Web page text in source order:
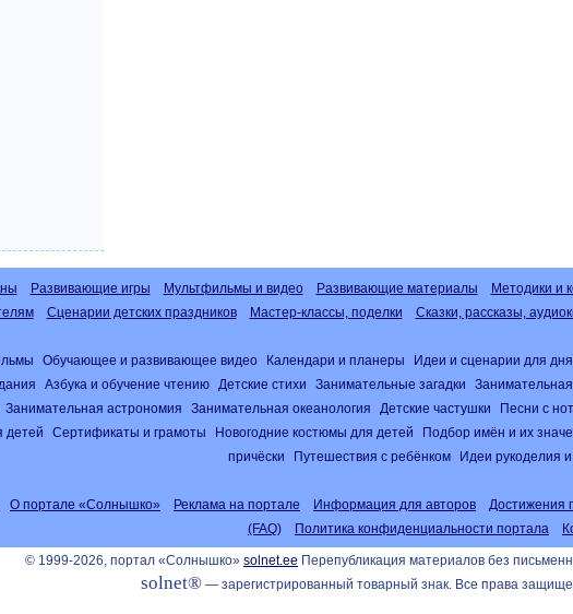
Развивающие игры Мультфильмы и видео Развивающие материалы Методики и
Сценарии детских праздников Мастер-классы, поделки Сказки, рассказы,
Обучающее и развивающее видео Календари и планеры Идеи и сценарии для
Азбука и обучение чтению Детские стихи Занимательные загадки Занимательная
Занимательная астрономия Занимательная океанология Детские частушки Песни с
детей Сертификаты и грамоты Новогодние костюмы для детей Подбор имён и их
причёски
Путешествия с ребёнком Идеи рукоделия и
О портале «Солнышко» Реклама на портале Информация для авторов Достижения
(FAQ)
Политика конфиденциальности портала
© 1999-2026, портал «Солнышко» solnet.ee Перепубликация материалов без
solnet®— зарегистрированный товарный знак. Все права